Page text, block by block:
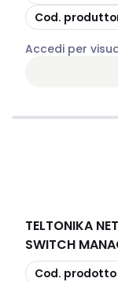
copia
Cod.
Accedi per
TELTONIKA
SWITCH
copia
Cod. prodotto